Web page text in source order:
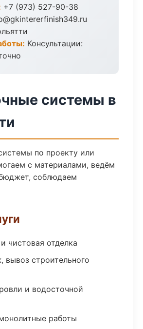
+7 (973) 527-90-38
Консультации:
системы в
по проекту или
с материалами, ведём
соблюдаем
чистовая отделка
вывоз строительного
и водосточной
работы